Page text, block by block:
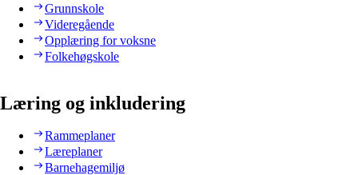
Grunnskole
Videregående
Opplæring for voksne
Folkehøgskole
Læring og inkludering
Rammeplaner
Læreplaner
Barnehagemiljø